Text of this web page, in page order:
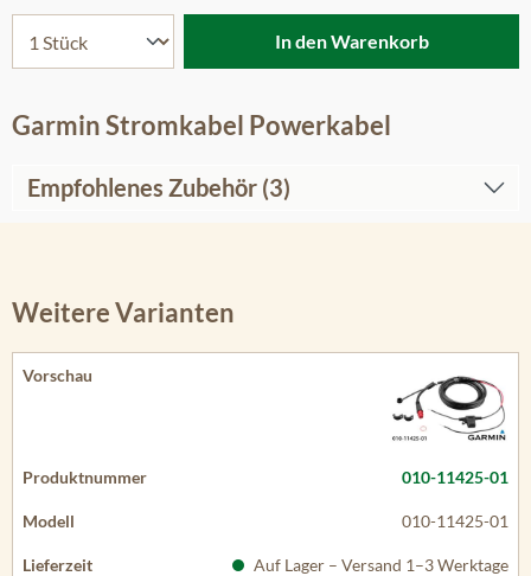
In den Warenkorb
Garmin Stromkabel Powerkabel
Empfohlenes Zubehör (3)
Weitere Varianten
010-11425-01
010-11425-01
Auf Lager – Versand 1–3 Werktage